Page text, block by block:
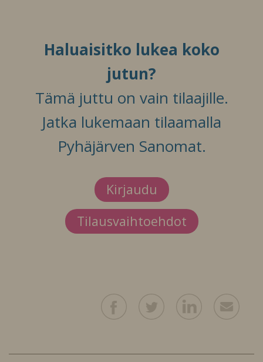
Haluaisitko lukea koko
jutun?
Tämä juttu on vain tilaajille.
Jatka lukemaan tilaamalla
Pyhäjärven Sanomat.
Kirjaudu
Tilausvaihtoehdot